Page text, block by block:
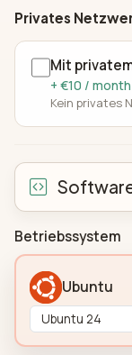
Privates
Mit
+ €10 / month
Kein privates
Betriebssystem
Ubuntu